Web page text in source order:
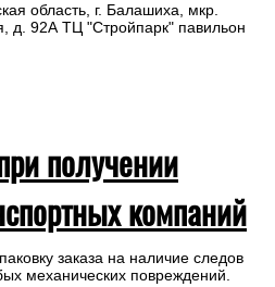
область, г. Балашиха, мкр.
д. 92А ТЦ "Стройпарк" павильон
получении
компаний
заказа на наличие следов
механических повреждений.